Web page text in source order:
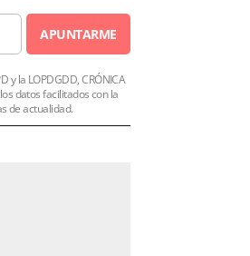
APUNTARME
y la LOPDGDD, CRÓNICA
datos facilitados con la
de actualidad.